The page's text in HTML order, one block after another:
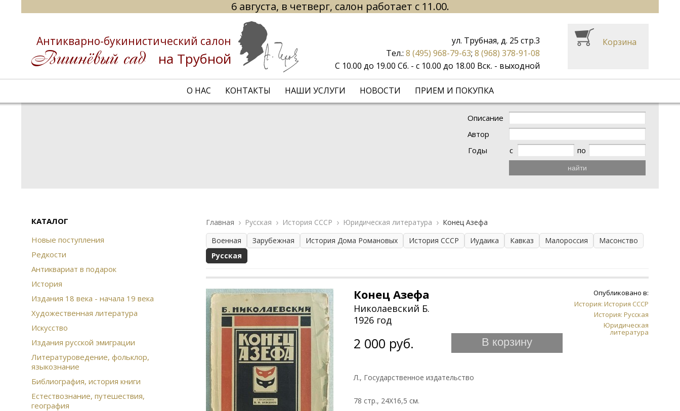
6 августа, в четверг, салон работает с 11.00.
Антикварно-букинистический салон
на Трубной
О НАС КОНТАКТЫ НАШИ УСЛУГИ НОВОСТИ ПРИЕМ И ПОКУПКА
ул. Трубная, д. 25 стр.3
Тел.: 8 (495) 968-79-63; 8 (968) 378-91-08
С 10.00 до 19.00 Сб. - с 10.00 до 18.00 Вск. - выходной
Корзина
Описание
Автор
Годы
с по
найти
КАТАЛОГ
Новые поступления
Редкости
Антиквариат в подарок
История
Издания 18 века - начала 19 века
Художественная литература
Искусство
Издания русской эмиграции
Литературоведение, фольклор,
языкознание
Библиография, история книги
Естествознание, путешествия,
география
Главная Русская История СССР Юридическая литература
Конец Азефа
Военная
Зарубежная История Дома Романовых История СССР Иудаика Кавказ Малороссия
Масонство
Русская
Опубликовано в:
История: История СССР
История: Русская
Юридическая
литература
Конец Азефа
Николаевский Б.
1926 год
2 000 руб. В корзину
Л., Государственное издательство
78 стр., 24Х16,5 см.